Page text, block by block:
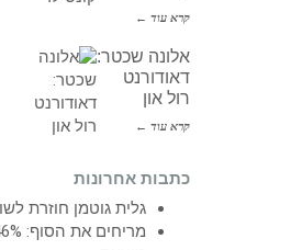
קרא עוד ←
אלונה שכטר:
דאודורנט
רול און
קרא עוד ←
כתבות אחרונות
גלית גוטמן חוזרת